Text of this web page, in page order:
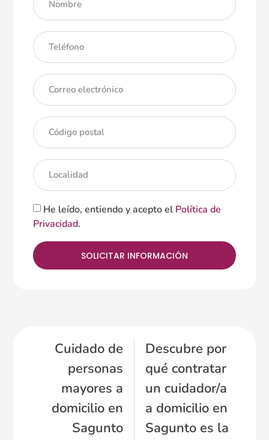
He leído, entiendo y acepto el Política de
Privacidad.
SOLICITAR INFORMACIÓN
Cuidado de
personas
mayores a
domicilio en
Sagunto
Descubre por
qué contratar
un cuidador/a
a domicilio en
Sagunto es la